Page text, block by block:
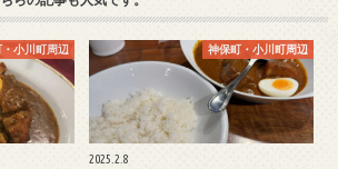
小川町周辺 神保町・小川町周辺
2025.2.8